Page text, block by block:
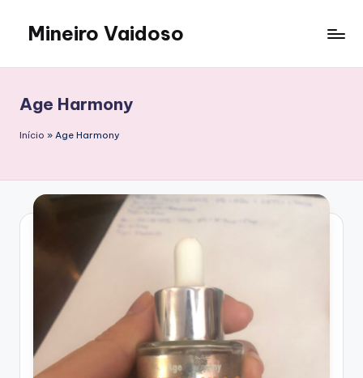
content
Mineiro Vaidoso
Autocuidado
e
Resenhas
Age Harmony
Início » Age Harmony